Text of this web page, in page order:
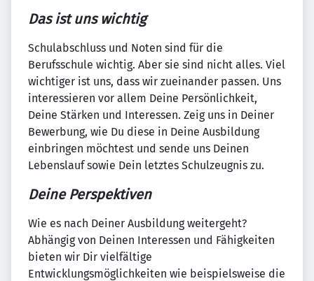
Das ist uns wichtig
Schulabschluss und Noten sind für die
Berufsschule wichtig. Aber sie sind nicht alles. Viel
wichtiger ist uns, dass wir zueinander passen. Uns
interessieren vor allem Deine Persönlichkeit,
Deine Stärken und Interessen. Zeig uns in Deiner
Bewerbung, wie Du diese in Deine Ausbildung
einbringen möchtest und sende uns Deinen
Lebenslauf sowie Dein letztes Schulzeugnis zu.
Deine Perspektiven
Wie es nach Deiner Ausbildung weitergeht?
Abhängig von Deinen Interessen und Fähigkeiten
bieten wir Dir vielfältige
Entwicklungsmöglichkeiten wie beispielsweise die